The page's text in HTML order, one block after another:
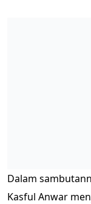
Dalam
Kasful Anwar